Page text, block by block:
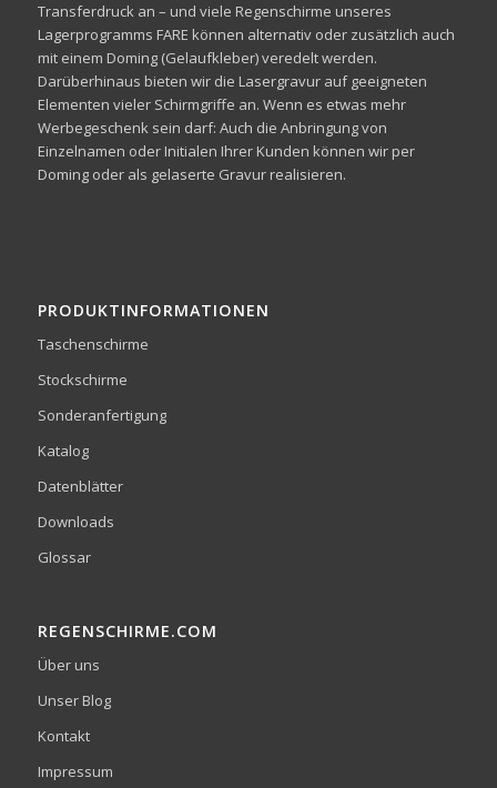
Transferdruck an – und viele Regenschirme unseres
Lagerprogramms FARE können alternativ oder zusätzlich auch
mit einem Doming (Gelaufkleber) veredelt werden.
Darüberhinaus bieten wir die Lasergravur auf geeigneten
Elementen vieler Schirmgriffe an. Wenn es etwas mehr
Werbegeschenk sein darf: Auch die Anbringung von
Einzelnamen oder Initialen Ihrer Kunden können wir per
Doming oder als gelaserte Gravur realisieren.
PRODUKTINFORMATIONEN
Taschenschirme
Stockschirme
Sonderanfertigung
Katalog
Datenblätter
Downloads
Glossar
REGENSCHIRME.COM
Über uns
Unser Blog
Kontakt
Impressum